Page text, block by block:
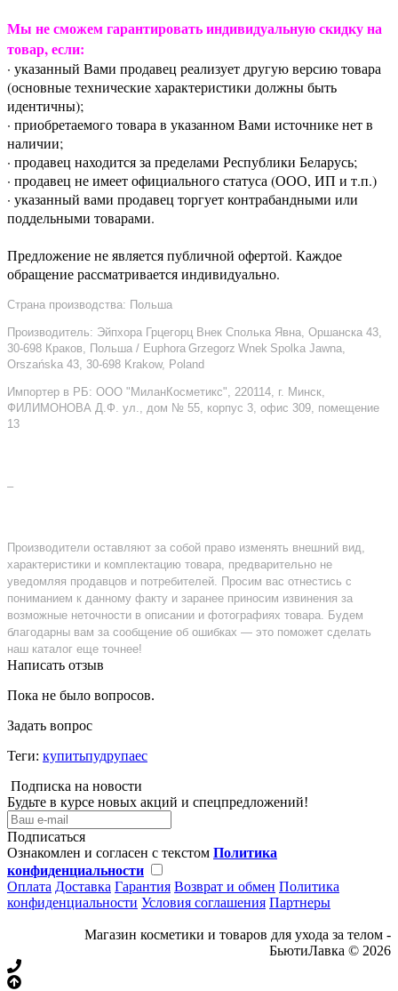
Мы не сможем гарантировать индивидуальную скидку на
товар, если:
· указанный Вами продавец реализует другую версию товара
(основные технические характеристики должны быть
идентичны);
· приобретаемого товара в указанном Вами источнике нет в
наличии;
· продавец находится за пределами Республики Беларусь;
· продавец не имеет официального статуса (ООО, ИП и т.п.)
· указанный вами продавец торгует контрабандными или
поддельными товарами.
Предложение не является публичной офертой. Каждое
обращение рассматривается индивидуально.
Страна производства: Польша
Производитель: Эйпхора Грцегорц Внек Сполька Явна, Оршанска 43,
30-698 Краков, Польша / Euphora Grzegorz Wnek Spolka Jawna,
Orszańska 43, 30-698 Krakow, Poland
Импортер в РБ: ООО "МиланКосметикс", 220114, г. Минск,
ФИЛИМОНОВА Д.Ф. ул., дом № 55, корпус 3, офис 309, помещение
13
–
Производители оставляют за собой право изменять внешний вид,
характеристики и комплектацию товара, предварительно не
уведомляя продавцов и потребителей. Просим вас отнестись с
пониманием к данному факту и заранее приносим извинения за
возможные неточности в описании и фотографиях товара. Будем
благодарны вам за сообщение об ошибках — это поможет сделать
наш каталог еще точнее!
Написать отзыв
Пока не было вопросов.
Задать вопрос
Теги: купитьпудрупаес
Подписка на новости
Будьте в курсе новых акций и спецпредложений!
Подписаться
Ознакомлен и согласен с текстом Политика
конфиденциальности
Оплата Доставка Гарантия Возврат и обмен Политика
конфиденциальности Условия соглашения Партнеры
Магазин косметики и товаров для ухода за телом -
БьютиЛавка © 2026